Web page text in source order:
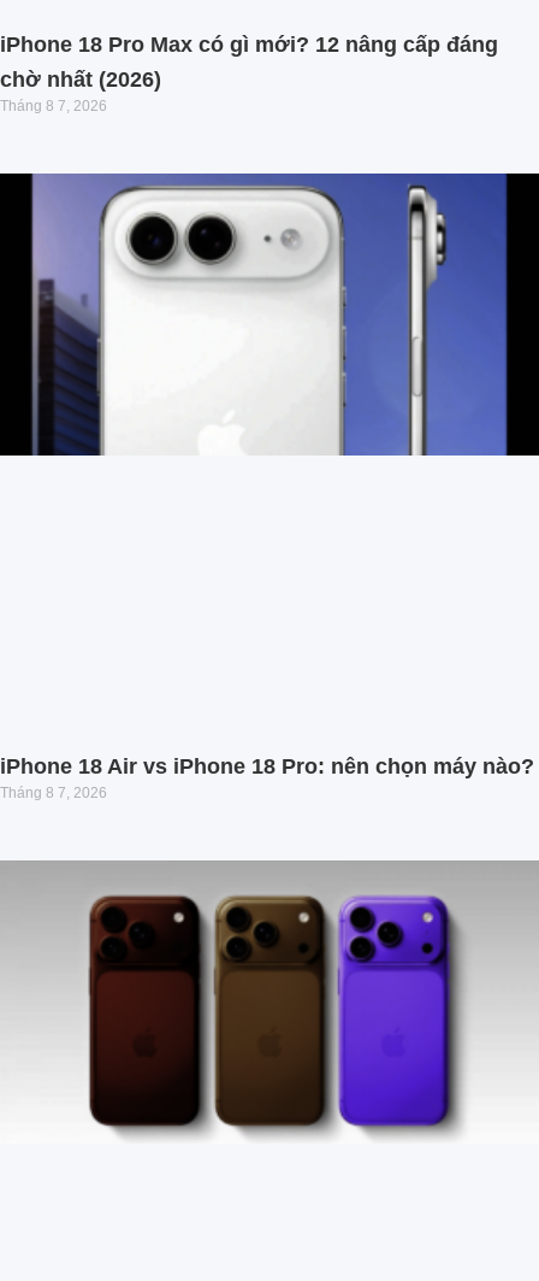
iPhone 18 Pro Max có gì mới? 12 nâng cấp đáng
chờ nhất (2026)
Tháng 8 7, 2026
iPhone 18 Air vs iPhone 18 Pro: nên chọn máy nào?
Tháng 8 7, 2026